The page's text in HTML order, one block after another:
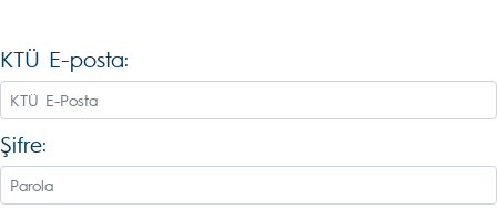
KTÜ E-posta:
Şifre: